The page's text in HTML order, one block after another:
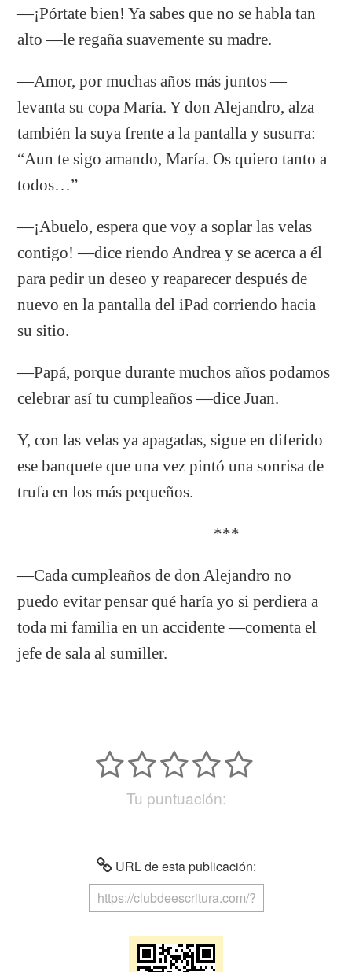
—¡Pórtate bien! Ya sabes que no se habla tan
alto —le regaña suavemente su madre.
—Amor, por muchas años más juntos —
levanta su copa María. Y don Alejandro, alza
también la suya frente a la pantalla y susurra:
“Aun te sigo amando, María. Os quiero tanto a
todos…”
—¡Abuelo, espera que voy a soplar las velas
contigo! —dice riendo Andrea y se acerca a él
para pedir un deseo y reaparecer después de
nuevo en la pantalla del iPad corriendo hacia
su sitio.
—Papá, porque durante muchos años podamos
celebrar así tu cumpleaños —dice Juan.
Y, con las velas ya apagadas, sigue en diferido
ese banquete que una vez pintó una sonrisa de
trufa en los más pequeños.
***
—Cada cumpleaños de don Alejandro no
puedo evitar pensar qué haría yo si perdiera a
toda mi familia en un accidente —comenta el
jefe de sala al sumiller.
Tu puntuación:
URL de esta publicación: